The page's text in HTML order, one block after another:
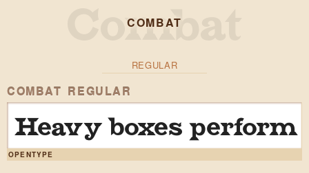
COMBAT
REGULAR
COMBAT REGULAR
Heavy boxes
OPENTYPE